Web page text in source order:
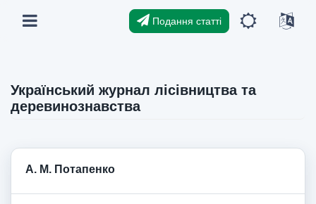
Подання статті
Український журнал лісівництва та
деревинознавства
А. М. Потапенко